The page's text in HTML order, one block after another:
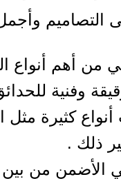
التصاميم
أهم أنواع
وفنية
كثيرة مثل
ذلك .
من بين